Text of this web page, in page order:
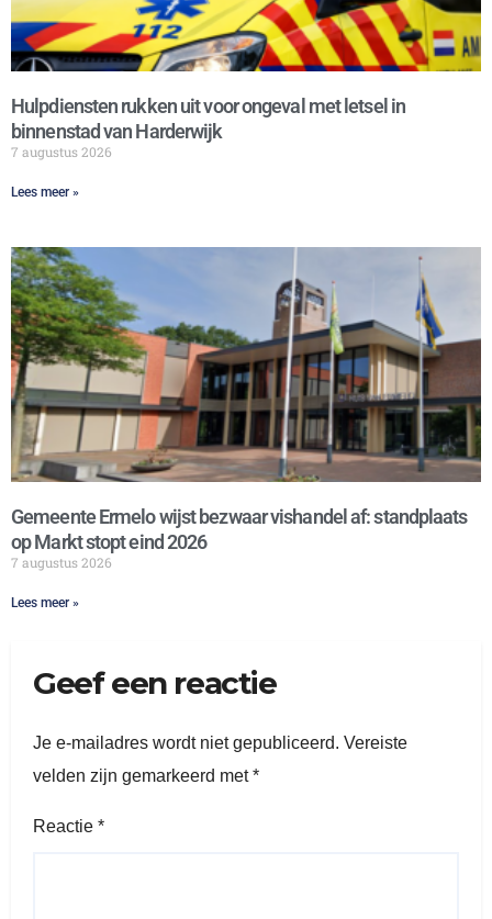
Hulpdiensten rukken uit voor ongeval met letsel in
binnenstad van Harderwijk
7 augustus 2026
Lees meer »
Gemeente Ermelo wijst bezwaar vishandel af: standplaats
op Markt stopt eind 2026
7 augustus 2026
Lees meer »
Geef een reactie
Je e-mailadres wordt niet gepubliceerd. Vereiste
velden zijn gemarkeerd met*
Reactie *